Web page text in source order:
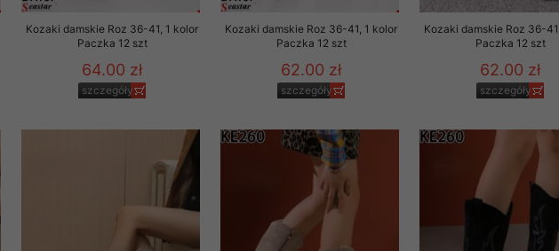
Kozaki damskie Roz 36-41, 1 kolor
Paczka 12 szt
64.00 zł
szczegóły
Kozaki damskie Roz 36-41, 1 kolor
Paczka 12 szt
62.00 zł
szczegóły
Kozaki damskie Roz 36-
Paczka 12 szt
62.00 zł
szczegóły